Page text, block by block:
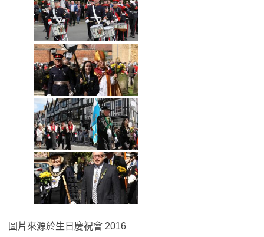
圖片來源於生日慶祝會 2016